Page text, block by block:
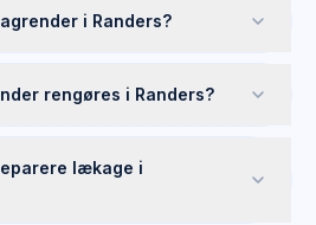
i Randers?
rengøres i Randers?
lækage i